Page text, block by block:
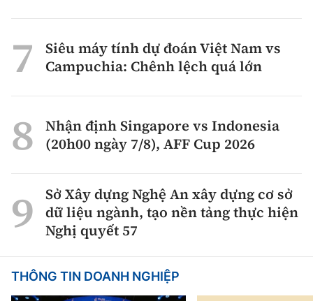
Siêu máy tính dự đoán Việt Nam vs
Campuchia: Chênh lệch quá lớn
Nhận định Singapore vs Indonesia
(20h00 ngày 7/8), AFF Cup 2026
Sở Xây dựng Nghệ An xây dựng cơ sở
dữ liệu ngành, tạo nền tảng thực hiện
Nghị quyết 57
THÔNG TIN DOANH NGHIỆP